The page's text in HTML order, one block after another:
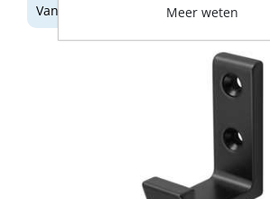
Vandaag besteld, morgen geleverd
Meer weten